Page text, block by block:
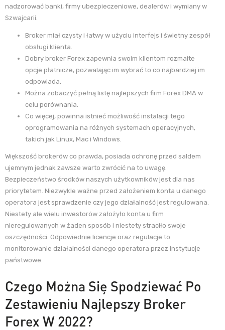
nadzorować banki, firmy ubezpieczeniowe, dealerów i wymiany w
Szwajcarii.
Broker miał czysty i łatwy w użyciu interfejs i świetny zespół
obsługi klienta.
Dobry broker Forex zapewnia swoim klientom rozmaite
opcje płatnicze, pozwalając im wybrać to co najbardziej im
odpowiada.
Można zobaczyć pełną listę najlepszych firm Forex DMA w
celu porównania.
Co więcej, powinna istnieć możliwość instalacji tego
oprogramowania na różnych systemach operacyjnych,
takich jak Linux, Mac i Windows.
Większość brokerów co prawda, posiada ochronę przed saldem
ujemnym jednak zawsze warto zwrócić na to uwagę.
Bezpieczeństwo środków naszych użytkowników jest dla nas
priorytetem. Niezwykle ważne przed założeniem konta u danego
operatora jest sprawdzenie czy jego działalność jest regulowana.
Niestety ale wielu inwestorów założyło konta u firm
nieregulowanych w żaden sposób i niestety straciło swoje
oszczędności. Odpowiednie licencje oraz regulacje to
monitorowanie działalności danego operatora przez instytucje
państwowe.
Czego Można Się Spodziewać Po
Zestawieniu Najlepszy Broker
Forex W 2022?